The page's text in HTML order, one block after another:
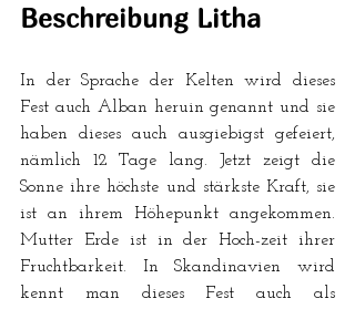
Beschreibung Litha
In der Sprache der Kelten wird dieses
Fest auch Alban heruin genannt und sie
haben dieses auch ausgiebigst gefeiert,
nämlich 12 Tage lang. Jetzt zeigt die
Sonne ihre höchste und stärkste Kraft, sie
ist an ihrem Höhepunkt angekommen.
Mutter Erde ist in der Hoch-zeit ihrer
Fruchtbarkeit. In Skandinavien wird
kennt man dieses Fest auch als